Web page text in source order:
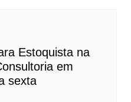
Estoquista na
em
sexta